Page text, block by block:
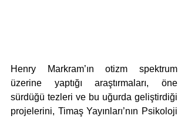
Henry Markram’ın otizm spektrum
üzerine yaptığı araştırmaları, öne
sürdüğü tezleri ve bu uğurda geliştirdiği
projelerini, Timaş Yayınları’nın Psikoloji